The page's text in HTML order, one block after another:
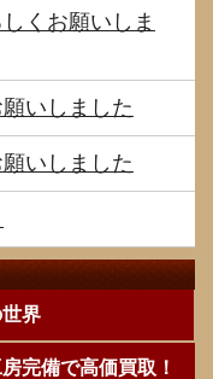
くお願いしま
いしました
いしました
界
完備で高価買取！